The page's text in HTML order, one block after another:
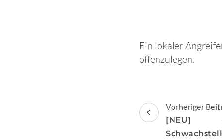
Ein lokaler
offenzulegen.
Vorheriger
[NEU]